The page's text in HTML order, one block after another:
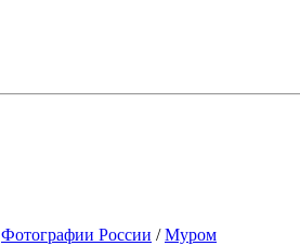
Фотографии России /Муром